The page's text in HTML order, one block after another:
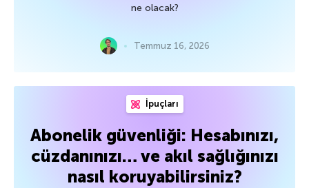
ne olacak?
Temmuz 16, 2026
İpuçları
Abonelik güvenliği: Hesabınızı,
cüzdanınızı… ve akıl sağlığınızı
nasıl koruyabilirsiniz?